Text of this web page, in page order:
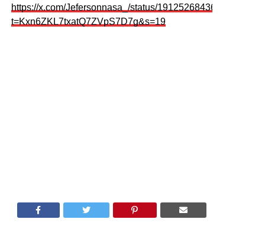
https://x.com/Jefersonnasa_/status/1912526843657199660?
t=Kxn6ZKL7txatQ7ZVpS7D7g&s=19